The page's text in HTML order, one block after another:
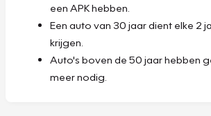
een APK hebben.
Een auto van 30 jaar dient elke 2
krijgen.
Auto's boven de 50 jaar hebben
meer nodig.